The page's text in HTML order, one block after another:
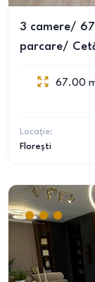
3 camere/
parcare/
67.00
Locație:
Florești